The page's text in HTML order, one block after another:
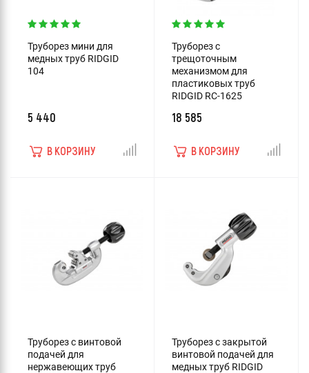
Труборез мини для
медных труб RIDGID
104
5 440
В КОРЗИНУ
Труборез с
трещоточным
механизмом для
пластиковых труб
RIDGID RC-1625
18 585
В КОРЗИНУ
Труборез с винтовой
подачей для
нержавеющих труб
Труборез с закрытой
винтовой подачей для
медных труб RIDGID